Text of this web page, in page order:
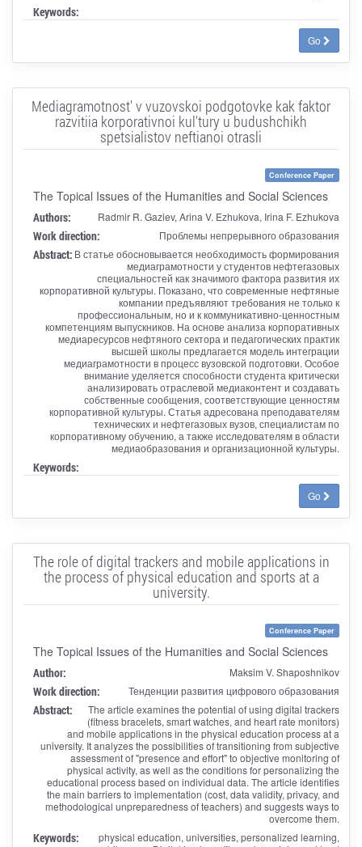
Keywords:
Go
Mediagramotnost' v vuzovskoi podgotovke kak faktor
razvitiia korporativnoi kul'tury u budushchikh
spetsialistov neftianoi otrasli
Conference Paper
The Topical Issues of the Humanities and Social Sciences
Authors: Radmir R. Gaziev, Arina V. Ezhukova, Irina F. Ezhukova
Work direction: Проблемы непрерывного образования
Abstract: В статье обосновывается необходимость формирования
медиаграмотности у студентов нефтегазовых
специальностей как значимого фактора развития их
корпоративной культуры. Показано, что современные нефтяные
компании предъявляют требования не только к
профессиональным, но и к коммуникативно-ценностным
компетенциям выпускников. На основе анализа корпоративных
медиаресурсов нефтяного сектора и педагогических практик
высшей школы предлагается модель интеграции
медиаграмотности в процесс вузовской подготовки. Особое
внимание уделяется способности студента критически
анализировать отраслевой медиаконтент и создавать
собственные сообщения, соответствующие ценностям
корпоративной культуры. Статья адресована преподавателям
технических и нефтегазовых вузов, специалистам по
корпоративному обучению, а также исследователям в области
медиаобразования и организационной культуры.
Keywords:
Go
The role of digital trackers and mobile applications in
the process of physical education and sports at a
university.
Conference Paper
The Topical Issues of the Humanities and Social Sciences
Author: Maksim V. Shaposhnikov
Work direction: Тенденции развития цифрового образования
Abstract:
The article examines the potential of using digital trackers
(fitness bracelets, smart watches, and heart rate monitors)
and mobile applications in the physical education process at a
university. It analyzes the possibilities of transitioning from subjective
assessment of "presence and effort" to objective monitoring of
physical activity, as well as the conditions for personalizing the
educational process based on individual data. The article identifies
the main barriers to implementation (cost, data validity, privacy, and
methodological unpreparedness of teachers) and suggests ways to
overcome them.
Keywords:
physical education, universities, personalized learning,